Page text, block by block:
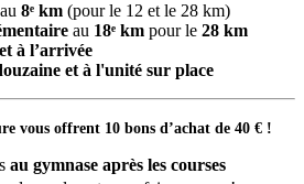
au 8ᵉ km (pour le 12 et le 28 km)
au 18ᵉ km pour le 28 km
à l’arrivée
et à l'unité sur place
vous offrent 10 bons d’achat de 40 € !
au gymnase après les courses